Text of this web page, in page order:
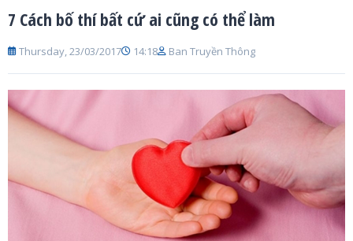
7 Cách bố thí bất cứ ai cũng có thể làm
Thursday, 23/03/2017 14:18 Ban Truyền Thông